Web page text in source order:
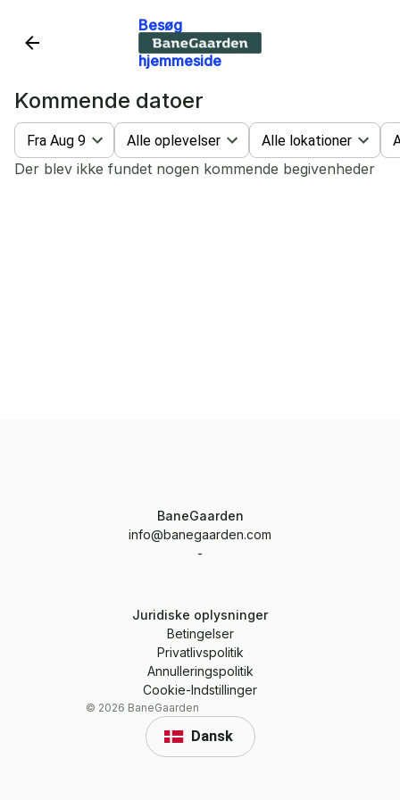
Besøg
BaneGaardens
hjemmeside
Kommende datoer
Fra Aug 9 Alle oplevelser Alle lokationer
Der blev ikke fundet nogen kommende begivenheder
BaneGaarden
info@banegaarden.com
-
Juridiske oplysninger
Betingelser
Privatlivspolitik
Annulleringspolitik
Cookie-Indstillinger
© 2026 BaneGaarden
Dansk